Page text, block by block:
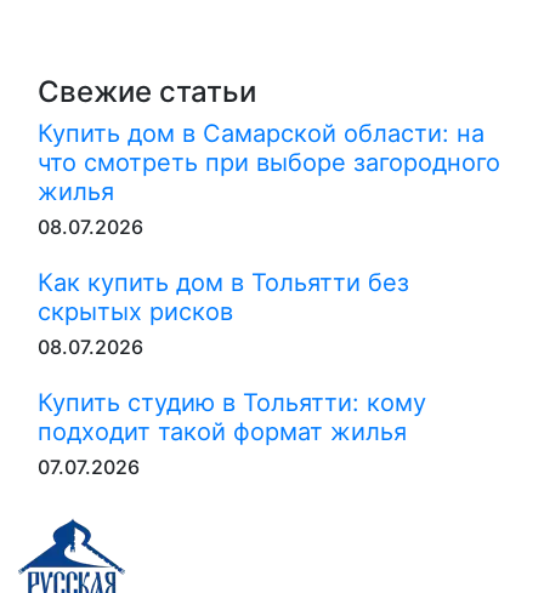
Свежие статьи
Купить дом в Самарской области: на
что смотреть при выборе загородного
жилья
08.07.2026
Как купить дом в Тольятти без
скрытых рисков
08.07.2026
Купить студию в Тольятти: кому
подходит такой формат жилья
07.07.2026